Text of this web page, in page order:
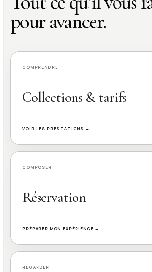
pour avancer.
COMPRENDRE
Collections & tarifs
VOIR LES PRESTATIONS →
COMPOSER
Réservation
PRÉPARER MON EXPÉRIENCE →
REGARDER